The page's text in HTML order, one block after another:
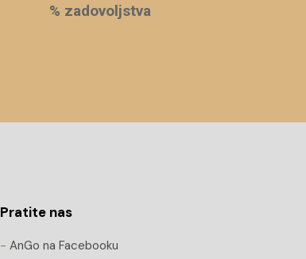
% zadovoljstva
Pratite nas
- AnGo na Facebooku